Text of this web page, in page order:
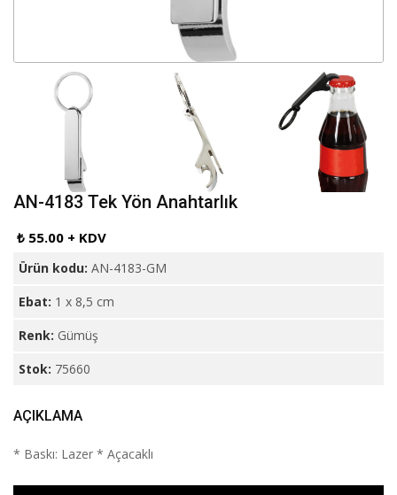
AN-4183 Tek Yön Anahtarlık
₺ 55.00 + KDV
Ürün kodu: AN-4183-GM
Ebat: 1 x 8,5 cm
Renk: Gümüş
Stok: 75660
AÇIKLAMA
* Baskı: Lazer * Açacaklı